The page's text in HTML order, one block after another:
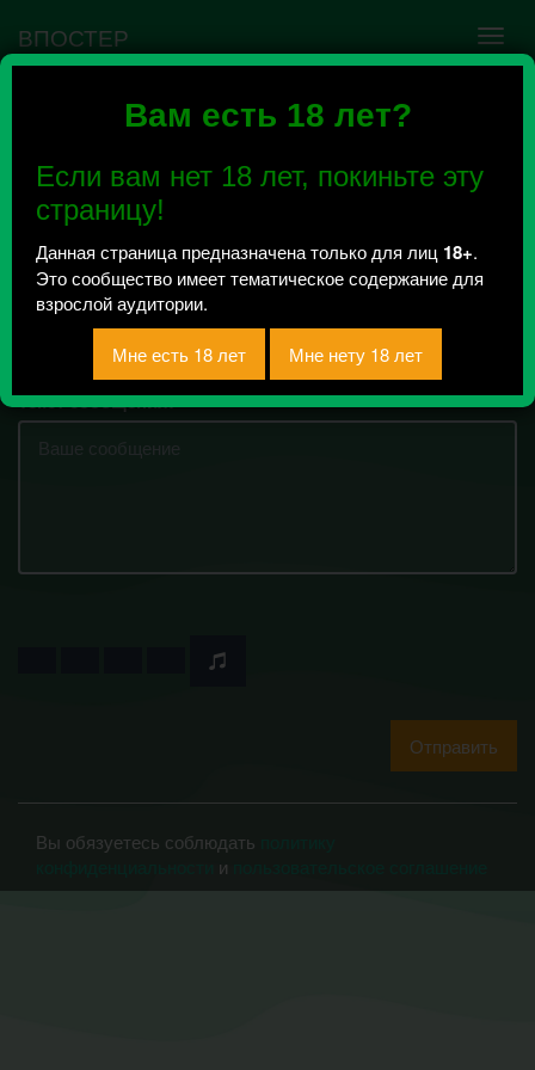
Вам есть 18 лет?
Если вам нет 18 лет, покиньте эту
страницу!
Данная страница предназначена только для лиц 18+.
Это сообщество имеет тематическое содержание для
взрослой аудитории.
ВПОСТЕР
Подслушано у Чебы
Всего 13143, за сегодня 1 сообщение
отправлено
Оставляйте свои сообщения
полностью анонимно! Можете
прикреплять видео, аудио или фото.
Текст сообщения: 15895символов
Отправить
Вы обязуетесь соблюдать
и